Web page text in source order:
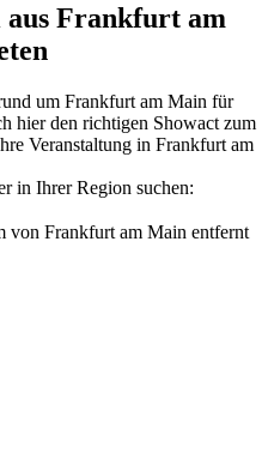
aus Frankfurt am
um Frankfurt am Main für
hier den richtigen Showact zum
Veranstaltung in Frankfurt am
in Ihrer Region suchen:
von Frankfurt am Main entfernt